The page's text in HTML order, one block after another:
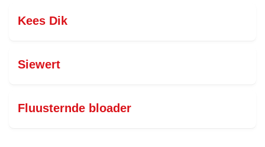
Kees Dik
Siewert
Fluusternde bloader